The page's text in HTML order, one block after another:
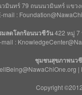
มินทร์ 79 ถนนนวมินทร์ แขวง
mail :
มลดโลกร้อนนวชีวัน422 หมู่ 7
mail :
ชุมชนสุขภาพนว
Copyright